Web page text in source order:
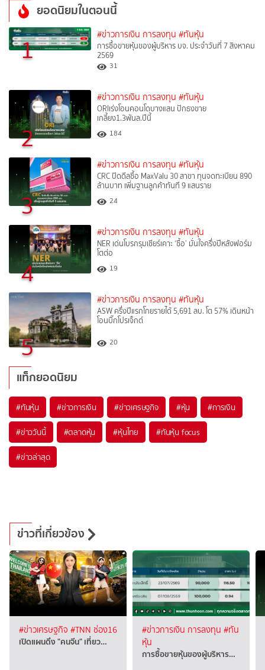
ยอดนิยมในตอนนี้
1 #ข่าวการเงิน การลงทุน #ทันหุ้น
การซื้อขายหุ้นของผู้บริหาร บจ. ประจำวันที่ 7 สิงหาคม
2569
31
2
#ข่าวการเงิน การลงทุน #ทันหุ้น
ORIเร่งโอนคอนโดบางแสน ปักธงขาย
เกลี้ยง1.3พันล.ปีนี้
184
3
#ข่าวการเงิน การลงทุน #ทันหุ้น
CRC ปิดดีลซื้อ MaxValu 30 สาขา ทุนจดทะเบียน 890
ล้านบาท เพิ่มฐานลูกค้าทันที 9 แสนราย
24
4
#ข่าวการเงิน การลงทุน #ทันหุ้น
NER เด่นโบรกรุมเชียร์เคาะ ‘ซื้อ’ มั่นใจครึ่งปีหลังฟอร์ม
โตต่อ
19
5
#ข่าวการเงิน การลงทุน #ทันหุ้น
ASW ครึ่งปีแรกโกยรายได้ 5,691 ลบ. โต 57% เดินหน้า
โอนบิ๊กโปรเจ็กต์
20
แท็กยอดนิยม
#ทันหุ้น #ข่าวการเงิน #ข่าวเศรษฐกิจ #หุ้น #การเงิน
#ข่าววันนี้ #ตลาดหุ้น #หุ้นไทย #ทันหุ้น focus
#ข่าวล่าสุด
ข่าวที่เกี่ยวข้อง
#ข่าวเศรษฐกิจ #TNN ช่อง16
เปิดแผนดึง "คนจีน" เที่ยว…
#ข่าวการเงิน การลงทุน #ทัน
หุ้น
การซื้อขายหุ้นของผู้บริหาร…